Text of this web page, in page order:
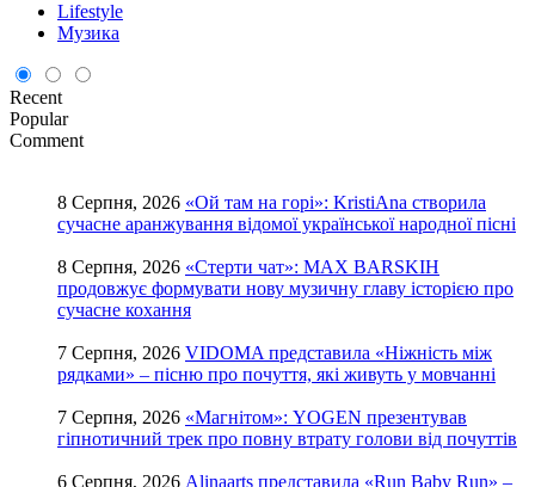
Lifestyle
Музика
Recent
Popular
Comment
8 Серпня, 2026 «Ой там на горі»: KristiAna створила
сучасне аранжування відомої української народної пісні
8 Серпня, 2026 «Стерти чат»: MAX BARSKIH
продовжує формувати нову музичну главу історією про
сучасне кохання
7 Серпня, 2026 VIDOMA представила «Ніжність між
рядками» – пісню про почуття, які живуть у мовчанні
7 Серпня, 2026 «Магнітом»: YOGEN презентував
гіпнотичний трек про повну втрату голови від почуттів
6 Серпня, 2026 Alinaarts представила «Run Baby Run» –